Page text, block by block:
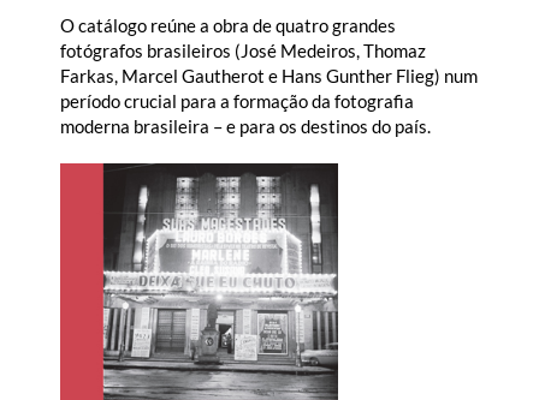
O catálogo reúne a obra de quatro grandes
fotógrafos brasileiros (José Medeiros, Thomaz
Farkas, Marcel Gautherot e Hans Gunther Flieg) num
período crucial para a formação da fotografia
moderna brasileira – e para os destinos do país.